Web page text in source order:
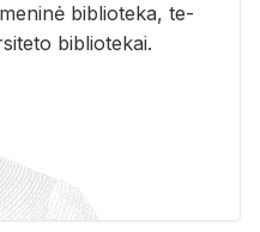
bi­b­lio­te­ka, te­
bi­b­lio­te­kai.